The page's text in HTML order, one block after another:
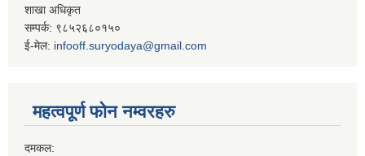
शाखा अधिकृत
सम्पर्क: ९८५२६८०१५०
ई-मेल: infooff.suryodaya@gmail.com
महत्वपूर्ण फोन नम्वरहरु
दमकल: